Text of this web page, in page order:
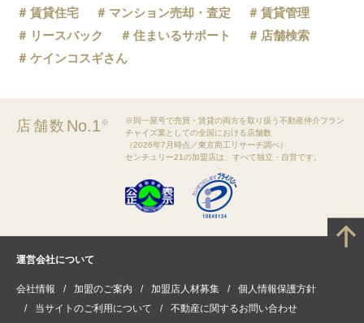
賃貸住宅
マンション売却・査定
賃貸管理
リースバック
住まいるサポート
店舗検索
ケインコスギさん
店舗数 No.1※
※同一屋号で売買・賃貸の両方を取り扱う不動産仲介フラン
チャイズ業としての全国における店舗数
（2026年7月時点／東京商工リサーチ調べ）
センチュリー21の加盟店は、すべて独立・自営です。
運営会社について
会社情報 加盟のご案内 加盟店人材募集
個人情報保護方針
当サイトのご利用について
不動産に関するお問い合わせ